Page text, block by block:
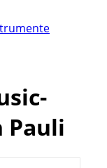
Pauli